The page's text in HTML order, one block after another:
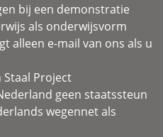
bij een demonstratie
als onderwijsvorm
alleen e-mail van ons als u
Staal Project
geen staatssteun
wegennet als